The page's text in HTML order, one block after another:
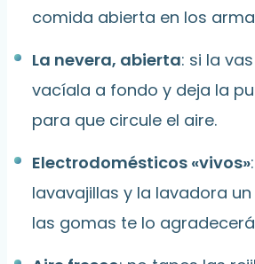
comida abierta en los
La nevera, abierta: si la
vacíala a fondo y deja la
para que circule el aire.
Electrodomésticos «vivos»
lavavajillas y la lavadora
las gomas te lo